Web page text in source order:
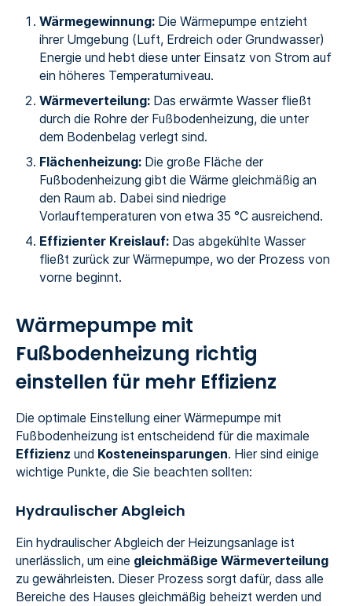
Wärmegewinnung: Die Wärmepumpe entzieht
ihrer Umgebung (Luft, Erdreich oder Grundwasser)
Energie und hebt diese unter Einsatz von Strom auf
ein höheres Temperaturniveau.
Wärmeverteilung:Das erwärmte Wasser fließt
durch die Rohre der Fußbodenheizung, die unter
dem Bodenbelag verlegt sind.
Flächenheizung: Die große Fläche der
Fußbodenheizung gibt die Wärme gleichmäßig an
den Raum ab. Dabei sind niedrige
Vorlauftemperaturen von etwa 35 °C ausreichend.
Effizienter Kreislauf:Das abgekühlte Wasser
fließt zurück zur Wärmepumpe, wo der Prozess von
vorne beginnt.
Wärmepumpe mit
Fußbodenheizung richtig
einstellen für mehr Effizienz
Die optimale Einstellung einer Wärmepumpe mit
Fußbodenheizung ist entscheidend für die maximale
Effizienz und Kosteneinsparungen. Hier sind einige
wichtige Punkte, die Sie beachten sollten:
Hydraulischer Abgleich
Ein hydraulischer Abgleich der Heizungsanlage ist
unerlässlich, um eine gleichmäßige Wärmeverteilung
zu gewährleisten. Dieser Prozess sorgt dafür, dass alle
Bereiche des Hauses gleichmäßig beheizt werden und